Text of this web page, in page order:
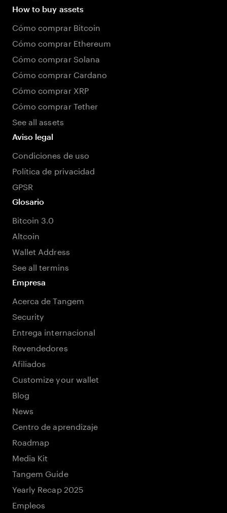
How to buy assets
Cómo comprar Bitcoin
Cómo comprar Ethereum
Cómo comprar Solana
Cómo comprar Cardano
Cómo comprar XRP
Cómo comprar Tether
See all assets
Aviso legal
Condiciones de uso
Política de privacidad
GPSR
Glosario
Bitcoin 3.0
Altcoin
Wallet Address
See all termins
Empresa
Acerca de Tangem
Security
Entrega internacional
Revendedores
Afiliados
Customize your wallet
Blog
News
Centro de aprendizaje
Roadmap
Media Kit
Tangem Guide
Yearly Recap 2025
Empleos